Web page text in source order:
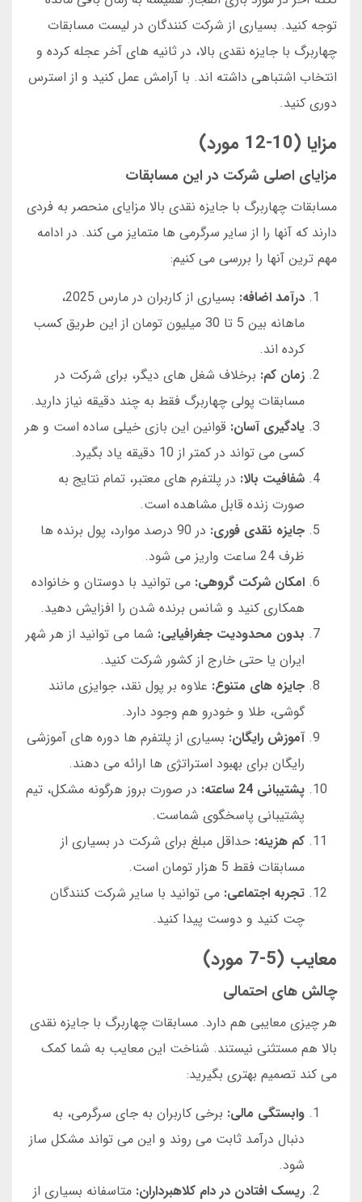
توجه کنید. بسیاری از شرکت کنندگان در لیست مسابقات
چهاربرگ با جایزه نقدی بالا، در ثانیه های آخر عجله کرده و
انتخاب اشتباهی داشته اند. با آرامش عمل کنید و از استرس
دوری کنید.
مزایا (10-12 مورد)
مزایای اصلی شرکت در این مسابقات
مسابقات چهاربرگ با جایزه نقدی بالا مزایای منحصر به فردی
دارند که آنها را از سایر سرگرمی ها متمایز می کند. در ادامه
مهم ترین آنها را بررسی می کنیم:
درآمد اضافه:
بسیاری از کاربران در مارس 2025،
ماهانه بین 5 تا 30 میلیون تومان از این طریق کسب
کرده اند.
زمان کم: برخلاف شغل های دیگر، برای شرکت در
مسابقات پولی چهاربرگ فقط به چند دقیقه نیاز دارید.
یادگیری آسان: قوانین این بازی خیلی ساده است و هر
کسی می تواند در کمتر از 10 دقیقه یاد بگیرد.
شفافیت بالا: در پلتفرم های معتبر، تمام نتایج به
صورت زنده قابل مشاهده است.
جایزه نقدی فوری:
در 90 درصد موارد، پول برنده ها
ظرف 24 ساعت واریز می شود.
امکان شرکت گروهی: می توانید با دوستان و خانواده
همکاری کنید و شانس برنده شدن را افزایش دهید.
بدون محدودیت جغرافیایی: شما می توانید از هر شهر
ایران یا حتی خارج از کشور شرکت کنید.
جایزه های متنوع: علاوه بر پول نقد، جوایزی مانند
گوشی، طلا و خودرو هم وجود دارد.
آموزش رایگان: بسیاری از پلتفرم ها دوره های آموزشی
رایگان برای بهبود استراتژی ها ارائه می دهند.
پشتیبانی 24 ساعته:
در صورت بروز هرگونه مشکل، تیم
پشتیبانی پاسخگوی شماست.
کم هزینه: حداقل مبلغ برای شرکت در بسیاری از
مسابقات فقط 5 هزار تومان است.
تجربه اجتماعی: می توانید با سایر شرکت کنندگان
چت کنید و دوست پیدا کنید.
معایب (5-7 مورد)
چالش های احتمالی
هر چیزی معایبی هم دارد. مسابقات چهاربرگ با جایزه نقدی
بالا هم مستثنی نیستند. شناخت این معایب به شما کمک
می کند تصمیم بهتری بگیرید:
وابستگی مالی: برخی کاربران به جای سرگرمی، به
دنبال درآمد ثابت می روند و این می تواند مشکل ساز
شود.
ریسک افتادن در دام کلاهبرداران: متاسفانه بسیاری از